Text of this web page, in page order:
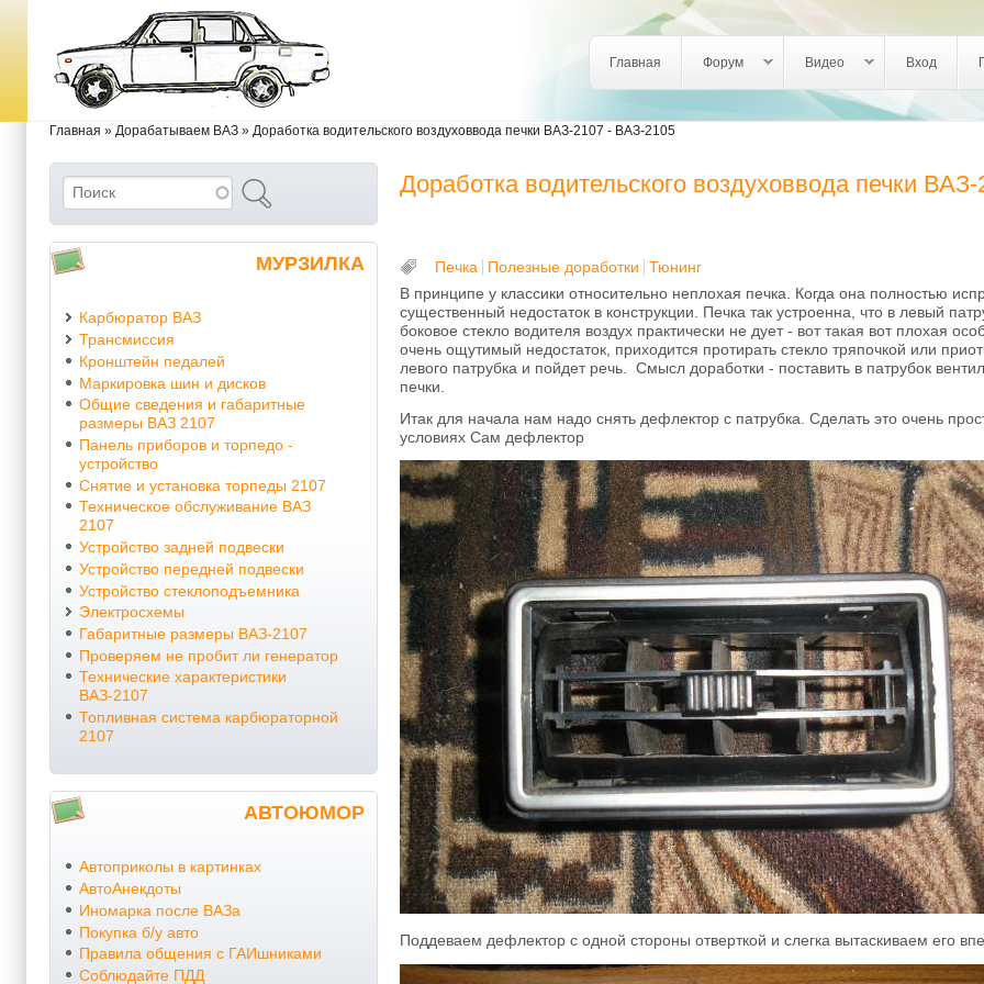
Перейти к основному содержанию
Login links
Главная Форум Видео Вход
Вы здесь
Главная » Дорабатываем ВАЗ » Доработка водительского воздуховвода печки ВАЗ-2107 - ВАЗ-2105
Форма поиска Поиск
МУРЗИЛКА
Карбюратор ВАЗ
Трансмиссия
Кронштейн педалей
Маркировка шин и дисков
Общие сведения и габаритные
размеры ВАЗ 2107
Панель приборов и торпедо -
устройство
Снятие и установка торпеды 2107
Техническое обслуживание ВАЗ
2107
Устройство задней подвески
Устройство передней подвески
Устройство стеклоподъемника
Электросхемы
Габаритные размеры ВАЗ-2107
Проверяем не пробит ли генератор
Технические характеристики
ВАЗ-2107
Топливная система карбюраторной
2107
АВТОЮМОР
Автоприколы в картинках
АвтоАнекдоты
Иномарка после ВАЗа
Покупка б/у авто
Правила общения с ГАИшниками
Соблюдайте ПДД
Доработка водительского воздуховвода печки
Печка Полезные доработки
Тюнинг
В принципе у классики относительно неплохая печка. Когда она полностью
существенный недостаток в конструкции. Печка так устроенна, что в левый
боковое стекло водителя воздух практически не дует - вот такая вот плохая
очень ощутимый недостаток, приходится протирать стекло тряпочкой или
левого патрубка и пойдет речь. Смысл доработки - поставить в патрубок
печки.
Итак для начала нам надо снять дефлектор с патрубка. Сделать это очень
условиях Сам дефлектор
Поддеваем дефлектор с одной стороны отверткой и слегка вытаскиваем его